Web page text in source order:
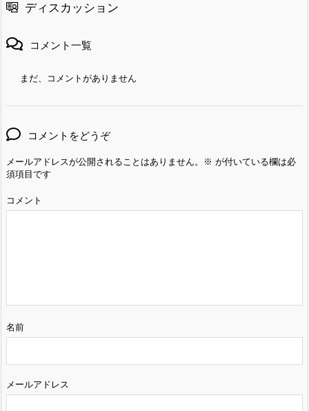
ディスカッション
コメント一覧
まだ、コメントがありません
コメントをどうぞ
メールアドレスが公開されることはありません。 ※ が付いている欄は必
須項目です
コメント
名前
メールアドレス